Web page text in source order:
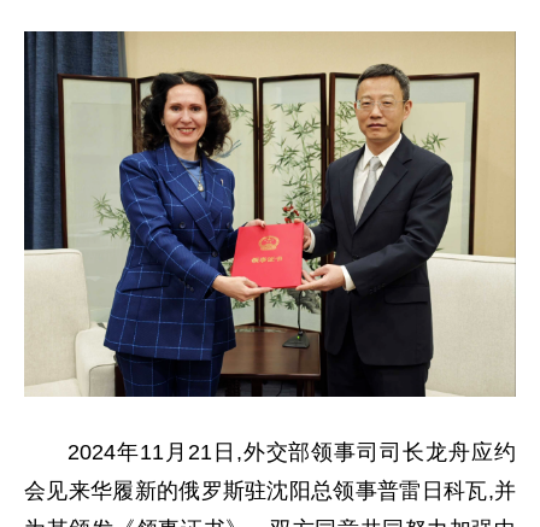
2024年11月21日,外交部领事司司长龙舟应约
会见来华履新的俄罗斯驻沈阳总领事普雷日科瓦,并